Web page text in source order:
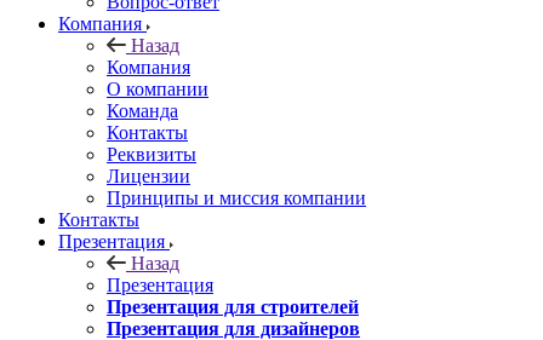
Компания
Назад
Компания
О компании
Команда
Контакты
Реквизиты
Лицензии
Принципы и миссия компании
Контакты
Презентация
Назад
Презентация
Презентация для строителей
Презентация для дизайнеров